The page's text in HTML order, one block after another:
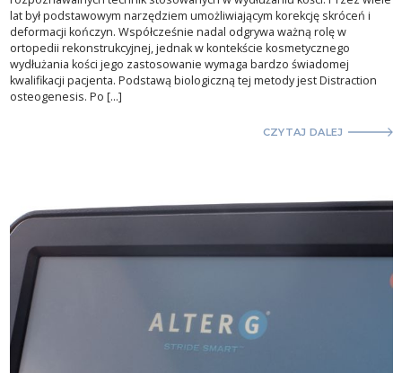
lat był podstawowym narzędziem umożliwiającym korekcję skróceń i
deformacji kończyn. Współcześnie nadal odgrywa ważną rolę w
ortopedii rekonstrukcyjnej, jednak w kontekście kosmetycznego
wydłużania kości jego zastosowanie wymaga bardzo świadomej
kwalifikacji pacjenta. Podstawą biologiczną tej metody jest Distraction
osteogenesis. Po […]
CZYTAJ DALEJ